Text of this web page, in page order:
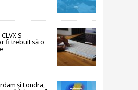
S -
fi trebuit să o
și Londra,